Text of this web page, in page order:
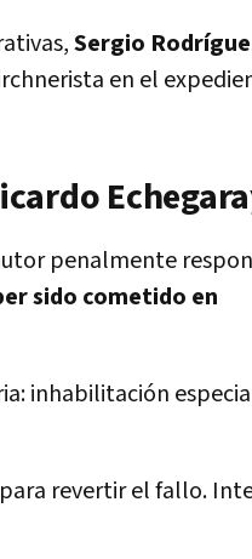
Sergio
en el
penalmente
sido cometido en
inhabilitación
revertir el fallo.